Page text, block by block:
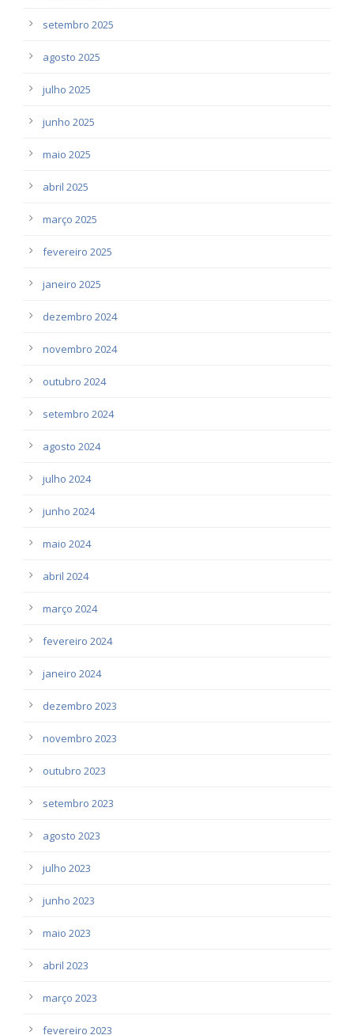
setembro 2025
agosto 2025
julho 2025
junho 2025
maio 2025
abril 2025
março 2025
fevereiro 2025
janeiro 2025
dezembro 2024
novembro 2024
outubro 2024
setembro 2024
agosto 2024
julho 2024
junho 2024
maio 2024
abril 2024
março 2024
fevereiro 2024
janeiro 2024
dezembro 2023
novembro 2023
outubro 2023
setembro 2023
agosto 2023
julho 2023
junho 2023
maio 2023
abril 2023
março 2023
fevereiro 2023